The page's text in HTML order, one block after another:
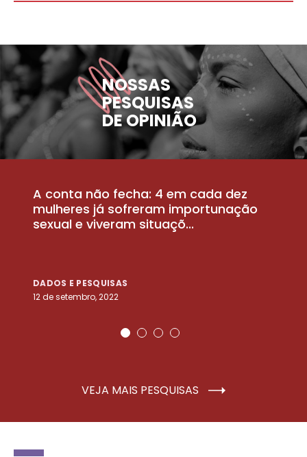
NOSSAS
PESQUISAS
DE OPINIÃO
A conta não fecha: 4 em cada dez
mulheres já sofreram importunação
sexual e viveram situaçõ...
DADOS E PESQUISAS
12 de setembro, 2022
VEJA MAIS PESQUISAS